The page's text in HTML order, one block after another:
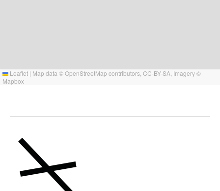
Leaflet | Map data ©OpenStreetMap contributors, CC-BY-SA , Imagery ©
Mapbox